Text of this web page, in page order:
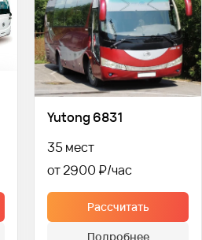
Yutong 6831
35 мест
от 2900 ₽
Рассчитать
Подробнее